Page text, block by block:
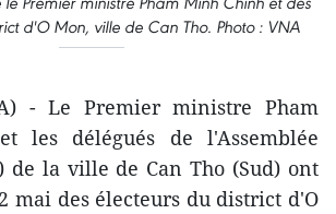
d'O Mon, ville de Can Tho. Photo : VNA
- Le Premier ministre Pham
les délégués de l'Assemblée
de la ville de Can Tho (Sud) ont
mai des électeurs du district d'O